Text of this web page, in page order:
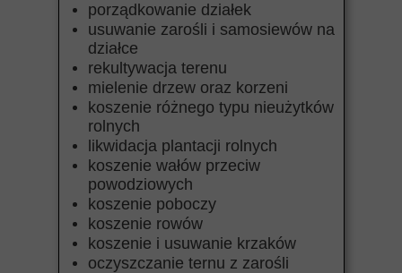
porządkowanie działek
usuwanie zarośli i samosiewów na
działce
rekultywacja terenu
mielenie drzew oraz korzeni
koszenie różnego typu nieużytków
rolnych
likwidacja plantacji rolnych
koszenie wałów przeciw
powodziowych
koszenie poboczy
koszenie rowów
koszenie i usuwanie krzaków
oczyszczanie ternu z zarośli